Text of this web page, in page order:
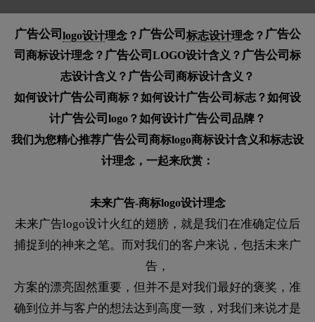
广告公司 logo设计理念？ 广告公司 标志设计理念？ 广告公
司 商标设计理念？ 广告公司 LOGO设计含义？ 广告公司 标
志设计含义？ 广告公司 商标设计含义？
如何设计广告公司 商标？如何设计广告公司 标志？如何设
计广告公司 logo？如何设计广告公司 品牌？
我们为您精心推荐广告公司 商标logo商标设计含义和标志设
计理念，一起来欣赏：
未来广告-商标logo设计理念
未来广告logo设计火红的翅膀，就是我们在准确定位后
捕捉到的神来之笔。而对我们的客户来说，包括未来广
告，
方案的漂亮固然重要，但并不是对我们最好的褒奖，准
确到位并与客户的想法达到高度一致，对我们来说才是